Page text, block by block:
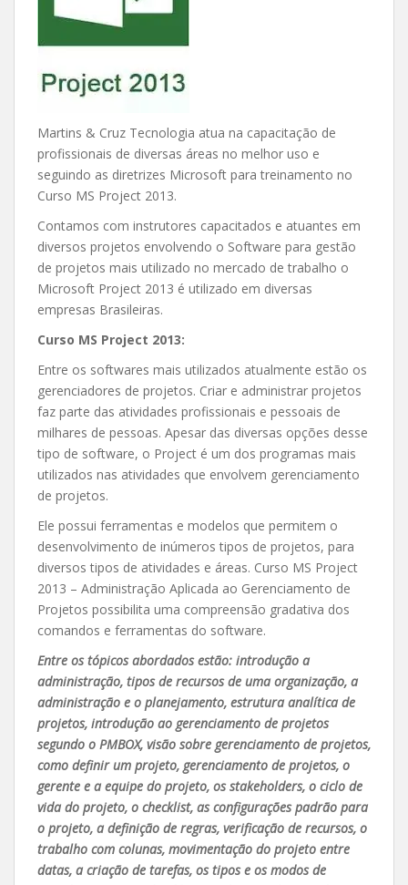
Martins & Cruz Tecnologia atua na capacitação de
profissionais de diversas áreas no melhor uso e
seguindo as diretrizes Microsoft para treinamento no
Curso MS Project 2013.
Contamos com instrutores capacitados e atuantes em
diversos projetos envolvendo o Software para gestão
de projetos mais utilizado no mercado de trabalho o
Microsoft Project 2013 é utilizado em diversas
empresas Brasileiras.
Curso MS Project 2013:
Entre os softwares mais utilizados atualmente estão os
gerenciadores de projetos. Criar e administrar projetos
faz parte das atividades profissionais e pessoais de
milhares de pessoas. Apesar das diversas opções desse
tipo de software, o Project é um dos programas mais
utilizados nas atividades que envolvem gerenciamento
de projetos.
Ele possui ferramentas e modelos que permitem o
desenvolvimento de inúmeros tipos de projetos, para
diversos tipos de atividades e áreas. Curso MS Project
2013 – Administração Aplicada ao Gerenciamento de
Projetos possibilita uma compreensão gradativa dos
comandos e ferramentas do software.
Entre os tópicos abordados estão: introdução a
administração, tipos de recursos de uma organização, a
administração e o planejamento, estrutura analítica de
projetos, introdução ao gerenciamento de projetos
segundo o PMBOX, visão sobre gerenciamento de projetos,
como definir um projeto, gerenciamento de projetos, o
gerente e a equipe do projeto, os stakeholders, o ciclo de
vida do projeto, o checklist, as configurações padrão para
o projeto, a definição de regras, verificação de recursos, o
trabalho com colunas, movimentação do projeto entre
datas, a criação de tarefas, os tipos e os modos de